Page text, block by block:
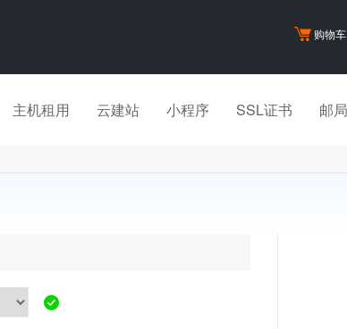
购物车
主机租用 云建站 小程序 SSL证书 邮局